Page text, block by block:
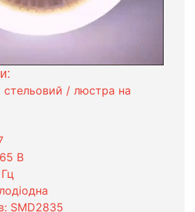
стельовий / люстра на
В
SMD2835